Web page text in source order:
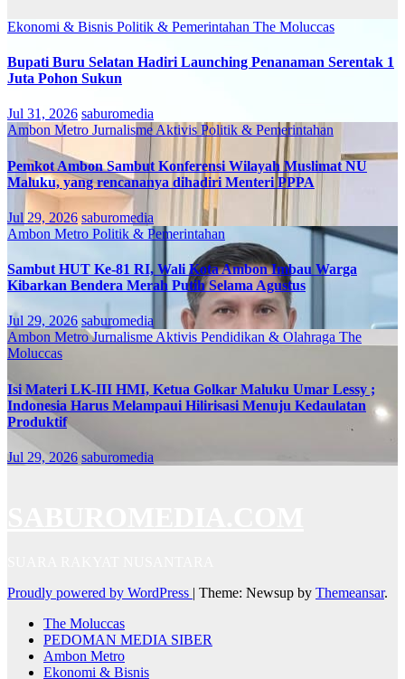
Ekonomi & Bisnis Politik & Pemerintahan The Moluccas
Bupati Buru Selatan Hadiri Launching Penanaman Serentak 1
Juta Pohon Sukun
Jul 31, 2026 saburomedia
Ambon Metro Jurnalisme Aktivis Politik & Pemerintahan
Pemkot Ambon Sambut Konferensi Wilayah Muslimat NU
Maluku, yang rencananya dihadiri Menteri PPPA
Jul 29, 2026 saburomedia
Ambon Metro Politik & Pemerintahan
Sambut HUT Ke-81 RI, Wali Kota Ambon Imbau Warga
Kibarkan Bendera Merah Putih Selama Agustus
Jul 29, 2026 saburomedia
Ambon MetroJurnalisme Aktivis Pendidikan & Olahraga The
Moluccas
Isi Materi LK-III HMI, Ketua Golkar Maluku Umar Lessy ;
Indonesia Harus Melampaui Hilirisasi Menuju Kedaulatan
Produktif
Jul 29, 2026 saburomedia
Proudly powered by WordPress | Theme: Newsup by Themeansar.
The Moluccas
PEDOMAN MEDIA SIBER
Ambon Metro
Ekonomi & Bisnis